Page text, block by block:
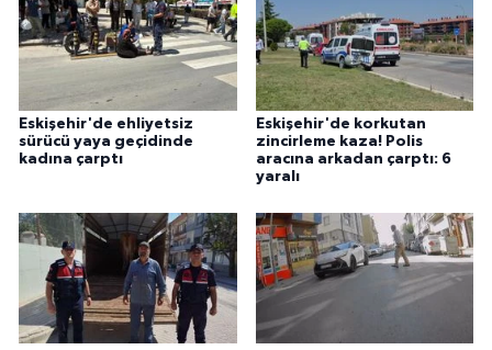
Eskişehir'de ehliyetsiz
sürücü yaya geçidinde
kadına çarptı
Eskişehir'de korkutan
zincirleme kaza! Polis
aracına arkadan çarptı: 6
yaralı